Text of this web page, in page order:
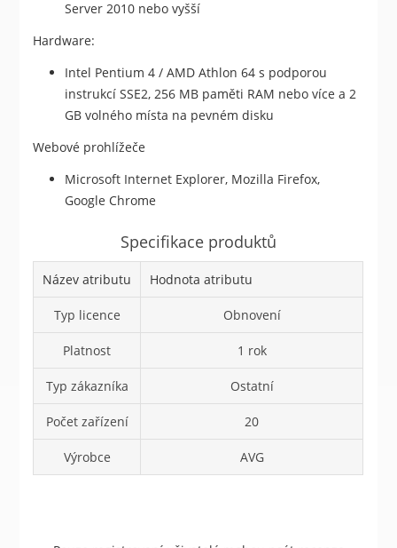
Server 2010 nebo vyšší
Hardware:
Intel Pentium 4 / AMD Athlon 64 s podporou
instrukcí SSE2, 256 MB paměti RAM nebo více a 2
GB volného místa na pevném disku
Webové prohlížeče
Microsoft Internet Explorer, Mozilla Firefox,
Google Chrome
Specifikace produktů
Název atributu Hodnota atributu
Typ licence Obnovení
Platnost 1 rok
Typ zákazníka Ostatní
Počet zařízení 20
Výrobce AVG